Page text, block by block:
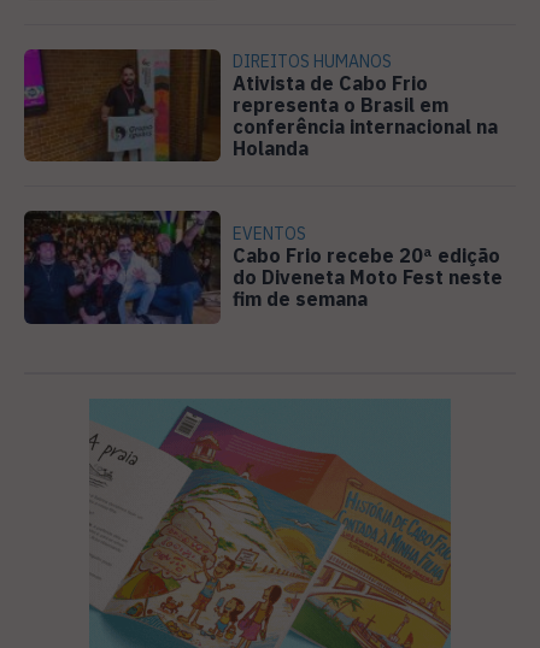
DIREITOS HUMANOS
Ativista de Cabo Frio
representa o Brasil em
conferência internacional na
Holanda
EVENTOS
Cabo Frio recebe 20ª edição
do Diveneta Moto Fest neste
fim de semana